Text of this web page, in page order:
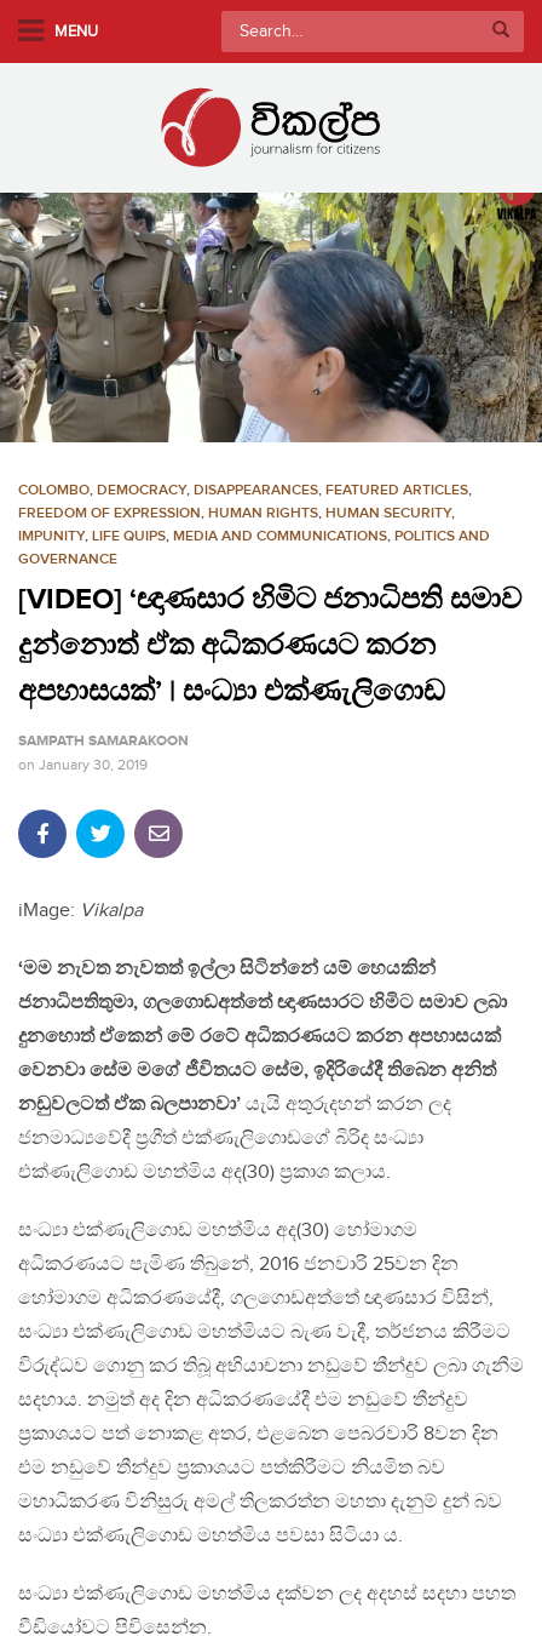
m
a
i
n
c
o
n
t
e
MENU
Search
for:
COLOMBO, DEMOCRACY, DISAPPEARANCES, FEATURED ARTICLES,
FREEDOM OF EXPRESSION, HUMAN RIGHTS, HUMAN SECURITY,
IMPUNITY, LIFE QUIPS, MEDIA AND COMMUNICATIONS, POLITICS AND
GOVERNANCE
[VIDEO] ‘ඥාණසාර හිමිට ජනාධිපති සමාව
දුන්නොත් ඒක අධිකරණයට කරන
අපහාසයක්’ | සංධ්‍යා එක්ණැලිගොඩ
SAMPATH SAMARAKOON
on January 30, 2019
iMage: Vikalpa
‘මම නැවත නැවතත් ඉල්ලා සිටින්නේ යම් හෙයකින්
ජනාධිපතිතුමා, ගලගොඩඅත්තේ ඥාණසාරට හිමිට සමාව ලබා
දුනහොත් ඒකෙන් මේ රටේ අධිකරණයට කරන අපහාසයක්
වෙනවා සේම මගේ ජීවිතයට සේම, ඉදිරියේදී තිබෙන අනිත්
නඩුවලටත් ඒක බලපානවා’ යැයි අතුරුදහන් කරන ලද
ජනමාධ්‍යවේදී ප්‍රගීත් එක්ණැලිගොඩගේ බිරිද සංධ්‍යා
එක්ණැලිගොඩ මහත්මිය අද(30) ප්‍රකාශ කලාය.
සංධ්‍යා එක්ණැලිගොඩ මහත්මිය අද(30) හෝමාගම
අධිකරණයට පැමිණ තිබුනේ, 2016 ජනවාරි 25වන දින
හෝමාගම අධිකරණයේදී, ගලගොඩඅත්තේ ඥාණසාර විසින්,
සංධ්‍යා එක්ණැලිගොඩ මහත්මියට බැණ වැදී, තර්ජනය කිරීමට
විරුද්ධව ගොනු කර තිබූ අභියාචනා නඩුවේ තීන්දුව ලබා ගැනීම
සදහාය. නමුත් අද දින අධිකරණයේදී එම නඩුවේ තීන්දුව
ප්‍රකාශයට පත් නොකළ අතර, එළබෙන පෙබරවාරි 8වන දින
එම නඩුවේ තීන්දුව ප්‍රකාශයට පත්කිරීමට නියමිත බව
මහාධිකරණ විනිසුරු අමල් තිලකරත්න මහතා දැනුම් දුන් බව
සංධ්‍යා එක්ණැලිගොඩ මහත්මිය පවසා සිටියා ය.
සංධ්‍යා එක්ණැලිගොඩ මහත්මිය දක්වන ලද අදහස් සදහා පහත
වීඩියෝවට පිවිසෙන්න.